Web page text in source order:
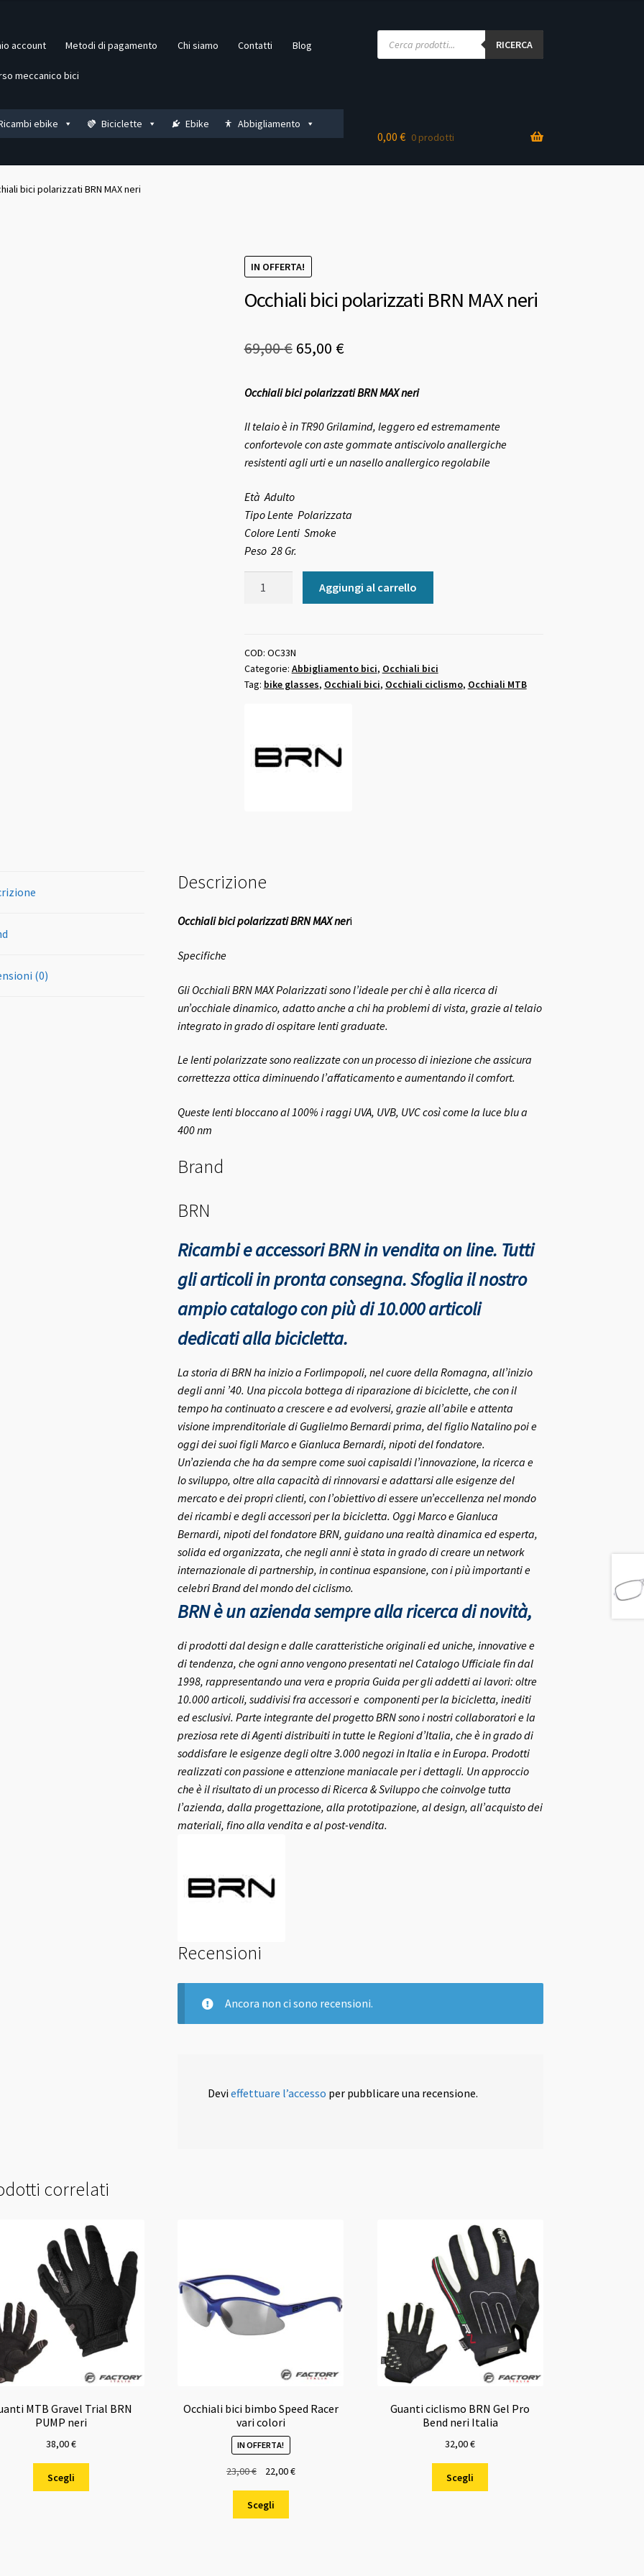
account Metodi di pagamento Chi siamo Contatti Blog
meccanico bici
Products
search RICERCA
ebike Biciclette Ebike Abbigliamento
0,00 € 0 prodotti
bici polarizzati BRN MAX neri
IN OFFERTA!
Occhiali bici polarizzati BRN MAX neri
69,00€ Il
originale
era:
69,00 €.
65,00 €Il
attuale
è:
65,00 €.
Occhiali bici polarizzati BRN MAX neri
Il telaio è in TR90 Grilamind, leggero ed estremamente
confortevole con aste gommate antiscivolo anallergiche
resistenti agli urti e un nasello anallergico regolabile
EtàAdulto
Tipo Lente Polarizzata
Colore Lenti Smoke
Peso 28 Gr.
MAX
neri
quantità
Aggiungi al carrello
COD: OC33N
Categorie: Abbigliamento bici, Occhiali bici
Tag: bike glasses, Occhiali bici, Occhiali ciclismo, Occhiali MTB
(0)
Descrizione
Occhiali bici polarizzati BRN MAX neri
Specifiche
Gli Occhiali BRN MAX Polarizzati sono l’ideale per chi è alla ricerca di
un’occhiale dinamico, adatto anche a chi ha problemi di vista, grazie al telaio
integrato in grado di ospitare lenti graduate.
Le lenti polarizzate sono realizzate con un processo di iniezione che assicura
correttezza ottica diminuendo l’affaticamento e aumentando il comfort.
Queste lenti bloccano al 100% i raggi UVA, UVB, UVC così come la luce blu a
400 nm
Brand
BRN
Ricambi e accessori BRN in vendita on line. Tutti
gli articoli in pronta consegna.Sfoglia il nostro
ampio catalogo con più di 10.000 articoli
dedicati alla bicicletta.
La storia di BRN ha inizio a Forlimpopoli, nel cuore della Romagna, all’inizio
degli anni ’40. Una piccola bottega di riparazione di biciclette, che con il
tempo ha continuato a crescere e ad evolversi, grazie all’abile e attenta
visione imprenditoriale di Guglielmo Bernardi prima, del figlio Natalino poi e
oggi dei suoi figli Marco e Gianluca Bernardi, nipoti del fondatore.
Un’azienda che ha da sempre come suoi capisaldi l’innovazione, la ricerca e
lo sviluppo, oltre alla capacità di rinnovarsi e adattarsi alle esigenze del
mercato e dei propri clienti, con l’obiettivo di essere un’eccellenza nel mondo
dei ricambi e degli accessori per la bicicletta. Oggi Marco e Gianluca
Bernardi, nipoti del fondatore BRN, guidano una realtà dinamica ed esperta,
solida ed organizzata, che negli anni è stata in grado di creare un network
internazionale di partnership, in continua espansione, con i più importanti e
celebri Brand del mondo del ciclismo.
BRN è un azienda sempre alla ricerca di novità,
di prodotti dal design e dalle caratteristiche originali ed uniche, innovative e
di tendenza, che ogni anno vengono presentati nel Catalogo Ufficiale fin dal
1998, rappresentando una vera e propria Guida per gli addetti ai lavori: oltre
10.000 articoli, suddivisi fra accessori e componenti per la bicicletta, inediti
ed esclusivi. Parte integrante del progetto BRN sono i nostri collaboratori e la
preziosa rete di Agenti distribuiti in tutte le Regioni d’Italia, che è in grado di
soddisfare le esigenze degli oltre 3.000 negozi in Italia e in Europa. Prodotti
realizzati con passione e attenzione maniacale per i dettagli. Un approccio
che è il risultato di un processo di Ricerca & Sviluppo che coinvolge tutta
l’azienda, dalla progettazione, alla prototipazione, al design, all’acquisto dei
materiali, fino alla vendita e al post-vendita.
Recensioni
Ancora non ci sono recensioni.
Devieffettuare l’accesso per pubblicare una recensione.
correlati
MTB Gravel Trial BRN
PUMP neri
38,00€
Scegli
Occhiali bici bimbo Speed Racer
vari colori
IN OFFERTA!
23,00€
originale
era:
22,00€Il
Scegli
Guanti ciclismo BRN Gel Pro
Bend neri Italia
32,00€
Scegli